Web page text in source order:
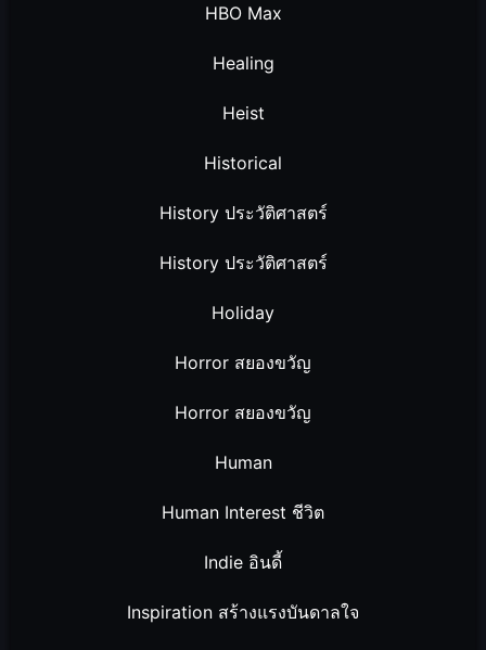
HBO Max
Healing
Heist
Historical
History ประวัติศาสตร์
History ประวัติศาสตร์
Holiday
Horror สยองขวัญ
Horror สยองขวัญ
Human
Human Interest ชีวิต
Indie อินดี้
Inspiration สร้างแรงบันดาลใจ